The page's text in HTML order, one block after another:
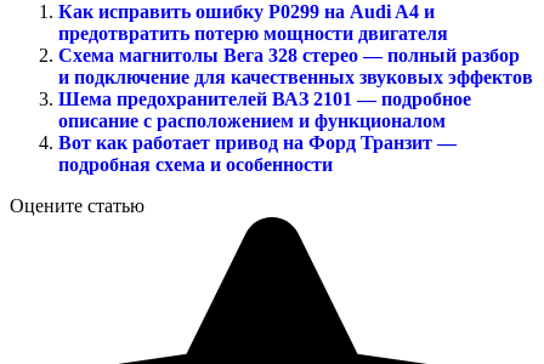
Как исправить ошибку P0299 на Audi A4 и
предотвратить потерю мощности двигателя
Схема магнитолы Вега 328 стерео — полный разбор
и подключение для качественных звуковых эффектов
Шема предохранителей ВАЗ 2101 — подробное
описание с расположением и функционалом
Вот как работает привод на Форд Транзит —
подробная схема и особенности
Оцените статью